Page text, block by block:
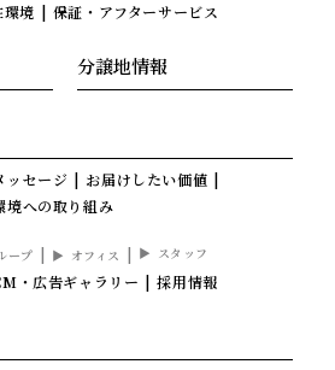
境
保証・アフターサービス
分譲地情報
ッセージ
お届けしたい価値
境への取り組み
ープ オフィス スタッフ
・広告ギャラリー 採用情報